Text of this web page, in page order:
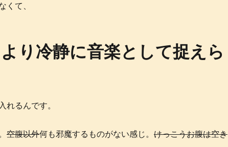
くて、
り冷静に音楽として捉えら
れるんです。
空腹以外何も邪魔するものがない感じ。 けっこうお腹は空き